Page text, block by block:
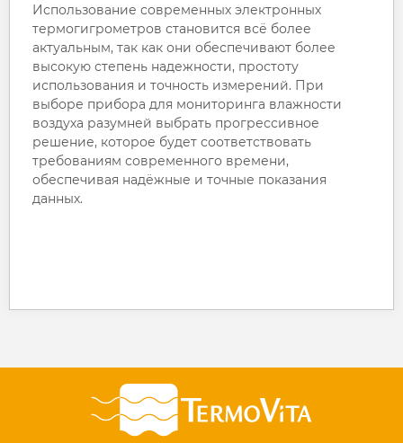
Использование современных электронных
термогигрометров становится всё более
актуальным, так как они обеспечивают более
высокую степень надежности, простоту
использования и точность измерений. При
выборе прибора для мониторинга влажности
воздуха разумней выбрать прогрессивное
решение, которое будет соответствовать
требованиям современного времени,
обеспечивая надёжные и точные показания
данных.